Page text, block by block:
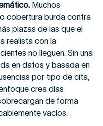
Muchos
cobertura burda contra
plazas de las que el
realista con la
no lleguen. Sin una
en datos y basada en
por tipo de cita,
crea días
de forma
vacíos.